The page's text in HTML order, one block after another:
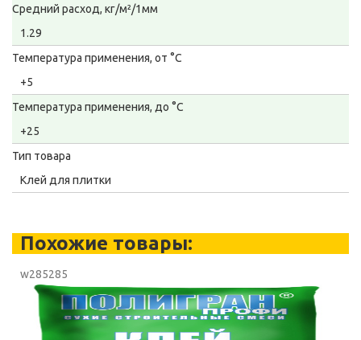
Средний расход, кг/м²/1мм
1.29
Температура применения, от °С
+5
Температура применения, до °С
+25
Тип товара
Клей для плитки
Похожие товары:
w285285